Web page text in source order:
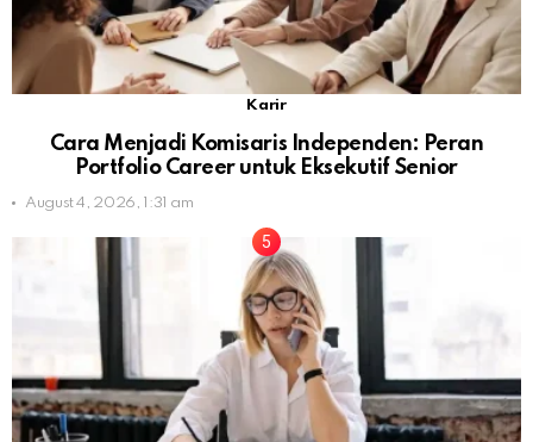
Karir
Cara Menjadi Komisaris Independen: Peran
Portfolio Career untuk Eksekutif Senior
August 4, 2026, 1:31 am